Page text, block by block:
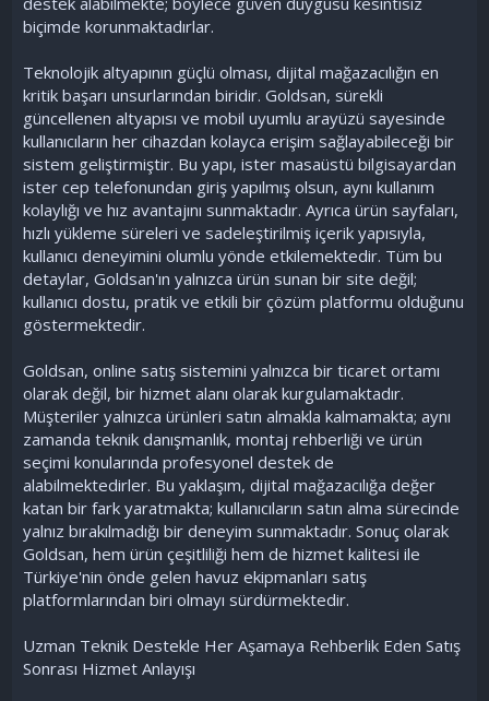
biçimde korunmaktadırlar.
Teknolojik altyapının güçlü olması, dijital mağazacılığın en
kritik başarı unsurlarından biridir. Goldsan, sürekli
güncellenen altyapısı ve mobil uyumlu arayüzü sayesinde
kullanıcıların her cihazdan kolayca erişim sağlayabileceği bir
sistem geliştirmiştir. Bu yapı, ister masaüstü bilgisayardan
ister cep telefonundan giriş yapılmış olsun, aynı kullanım
kolaylığı ve hız avantajını sunmaktadır. Ayrıca ürün sayfaları,
hızlı yükleme süreleri ve sadeleştirilmiş içerik yapısıyla,
kullanıcı deneyimini olumlu yönde etkilemektedir. Tüm bu
detaylar, Goldsan'ın yalnızca ürün sunan bir site değil;
kullanıcı dostu, pratik ve etkili bir çözüm platformu olduğunu
göstermektedir.
Goldsan, online satış sistemini yalnızca bir ticaret ortamı
olarak değil, bir hizmet alanı olarak kurgulamaktadır.
Müşteriler yalnızca ürünleri satın almakla kalmamakta; aynı
zamanda teknik danışmanlık, montaj rehberliği ve ürün
seçimi konularında profesyonel destek de
alabilmektedirler. Bu yaklaşım, dijital mağazacılığa değer
katan bir fark yaratmakta; kullanıcıların satın alma sürecinde
yalnız bırakılmadığı bir deneyim sunmaktadır. Sonuç olarak
Goldsan, hem ürün çeşitliliği hem de hizmet kalitesi ile
Türkiye'nin önde gelen havuz ekipmanları satış
platformlarından biri olmayı sürdürmektedir.
Uzman Teknik Destekle Her Aşamaya Rehberlik Eden Satış
Sonrası Hizmet Anlayışı